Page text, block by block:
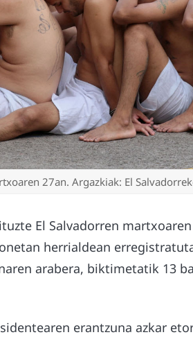
27an. Argazkiak: El
El Salvadorren
herrialdean
arabera, biktimetatik 13
erantzuna azkar